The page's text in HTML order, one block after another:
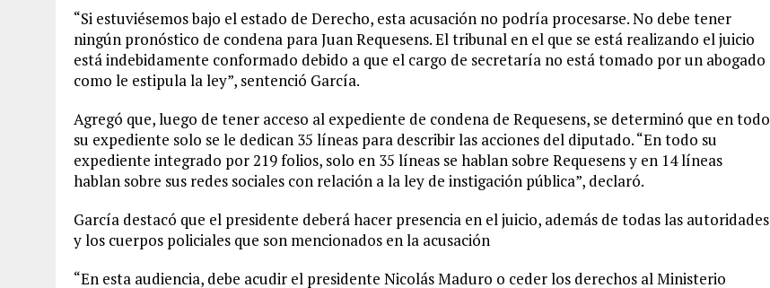
“Si estuviésemos bajo el estado de Derecho, esta acusación no podría procesarse. No debe tener
ningún pronóstico de condena para Juan Requesens. El tribunal en el que se está realizando el juicio
está indebidamente conformado debido a que el cargo de secretaría no está tomado por un abogado
como le estipula la ley”, sentenció García.
Agregó que, luego de tener acceso al expediente de condena de Requesens, se determinó que en todo
su expediente solo se le dedican 35 líneas para describir las acciones del diputado. “En todo su
expediente integrado por 219 folios, solo en 35 líneas se hablan sobre Requesens y en 14 líneas
hablan sobre sus redes sociales con relación a la ley de instigación pública”, declaró.
García destacó que el presidente deberá hacer presencia en el juicio, además de todas las autoridades
y los cuerpos policiales que son mencionados en la acusación
“En esta audiencia, debe acudir el presidente Nicolás Maduro o ceder los derechos al Ministerio